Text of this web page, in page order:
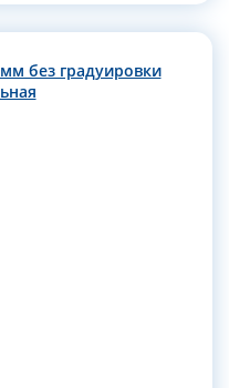
без градуировки